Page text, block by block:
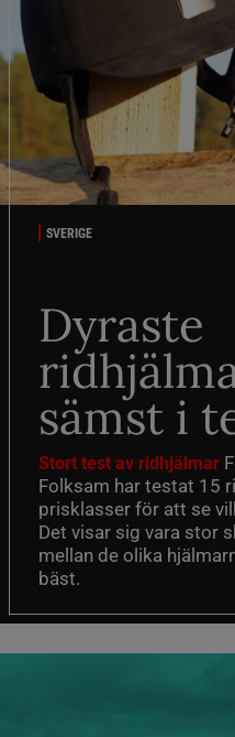
SVERIGE
Dyraste
sämst i
Stort test av ridhjälmar
Folksam har testat 15
prisklasser för att se
Det visar sig vara stor
mellan de olika
bäst.